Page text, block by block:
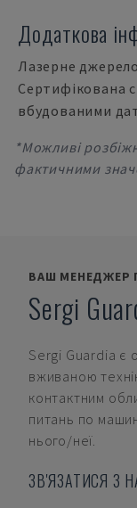
Додаткова
Лазерне
Сертифікована
вбудованими
*Можливі
фактичними
ВАШ МЕНЕДЖЕР
Sergi
Sergi Guardia є
вживаною
контактним
питань по
нього/неї.
ЗВ'ЯЗАТИСЯ З